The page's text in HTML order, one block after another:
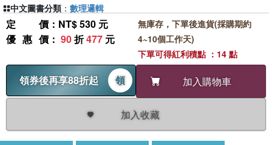
定價 ：NT$ 530 元
優惠價 ： 90折477 元
領券後再享88折起 領 加入購物車
加入收藏
無庫存，下單後進貨(採購期約
4~10個工作天)
下單可得紅利積點 ：14 點
中文圖書分類 ： 數理邏輯